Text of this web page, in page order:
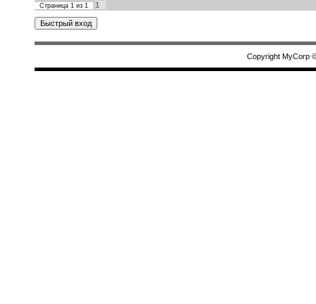
Страница 1 из 1 1
Copyright MyCorp